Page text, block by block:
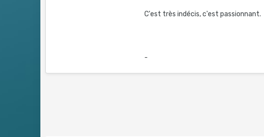
C'est très indécis, c'est passionnant.
-